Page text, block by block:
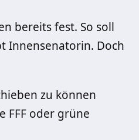
bereits fest. So soll
Innensenatorin. Doch
zu können
FFF oder grüne